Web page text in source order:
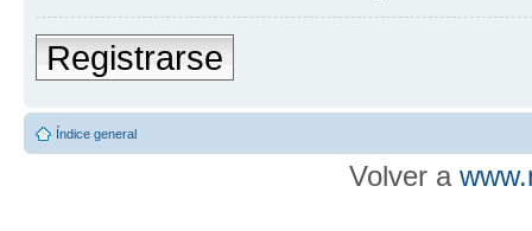
Registrarse
Índice general
Volver a